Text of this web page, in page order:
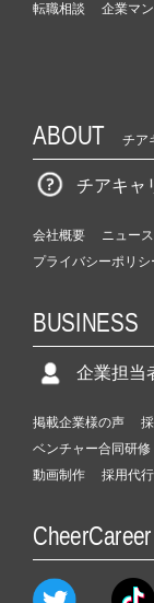
転職相談
企業マ
ABOUT チア
チアキャ
会社概要 ニュー
プライバシーポリシ
BUSINESS
企業担当
掲載企業様の声
ベンチャー合同研修
動画制作
採用代行